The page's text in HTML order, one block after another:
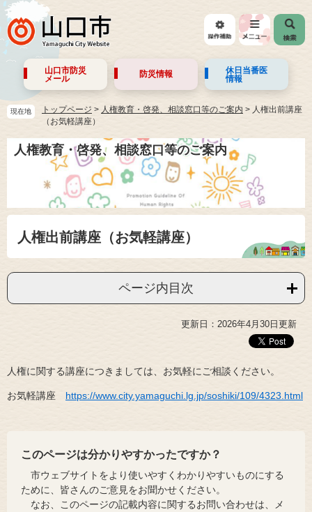
山口市防災
メール
防災情報
休日当番医
情報
現在地 トップページ > 人権教育・啓発、相談窓口等のご案内 > 人権出前講座
（お気軽講座）
人権教育・啓発、相談窓口等のご案内
人権出前講座（お気軽講座）
ページ内目次
更新日：2026年4月30日更新
人権に関する講座につきましては、お気軽にご相談ください。
お気軽講座 https://www.city.yamaguchi.lg.jp/soshiki/109/4323.html
このページは分かりやすかったですか？
市ウェブサイトをより使いやすくわかりやすいものにする
ために、皆さんのご意見をお聞かせください。
なお、このページの記載内容に関するお問い合わせは、メ